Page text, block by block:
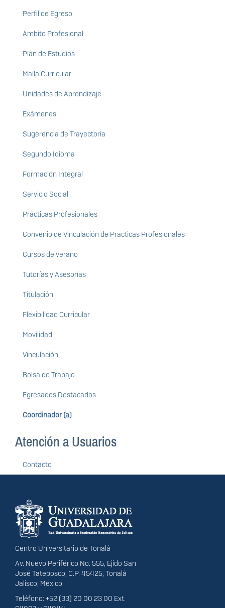
Perfil de Egreso
Ámbito Profesional
Plan de Estudios
Malla Curricular
Unidades de Aprendizaje
Exámenes
Sugerencia de Trayectoria
Segundo Idioma
Formación Integral
Servicio Social
Prácticas Profesionales
Convenio de Vinculación de Practicas Profesionales
Cursos de verano
Tutorías y Asesorías
Titulación
Flexibilidad Curricular
Movilidad
Vinculación
Bolsa de Trabajo
Egresados Destacados
Coordinador (a)
Atención a Usuarios
Contacto
Información del
portal
Centro Universitario de Tonalá
Av. Nuevo Periférico No. 555, Ejido San
José Tateposco, C.P. 45425, Tonalá
Jalisco, México
Teléfono: +52 (33) 20 00 23 00 Ext.